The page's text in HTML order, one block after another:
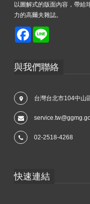
以圖解式的版面內容，帶給
力的高爾夫雜誌。
Facebook
與我們聯絡
台灣台北市104中山
02-2518-4268
快速連結